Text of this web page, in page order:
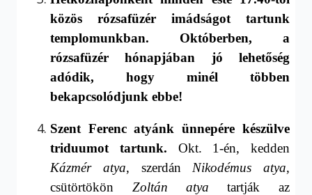
közös rózsafüzér imádságottartunk
templomunkban. Októberben, a
rózsafüzér hónapjában jó lehető­ség
adódik, hogy minél többen
bekapcsolódjunk ebbe!
Szent Ferenc atyánk ünnepére készülve
triduumot tartunk. Okt. 1-én, kedden
Kázmér
atya, szerdán Nikodémus atya,
csütörtökön Zoltán atyatartják az